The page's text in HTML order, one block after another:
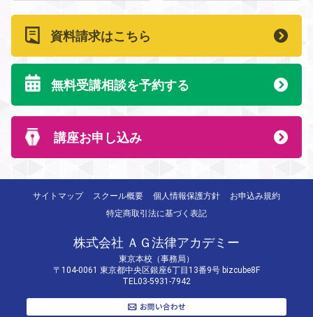
資料請求はこちら
無料受講相談を予約する
講座お申し込み
サイトマップ スクール概要 個人情報保護方針
お申込み規約
特定商取引法に基づく表記
株式会社 ＡＧ法律アカデミー
東京本校（事務局）
〒104-0061 東京都中央区銀座6丁目13番9号 bizcube8F
TEL03-5931-7942